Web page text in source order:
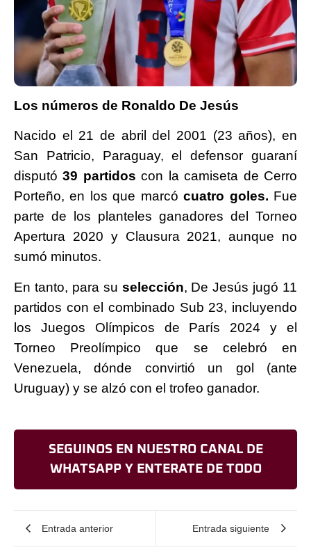
Los números de Ronaldo De Jesús
Nacido el 21 de abril del 2001 (23 años), en
San Patricio, Paraguay, el defensor guaraní
disputó39 partidos con la camiseta de Cerro
Porteño, en los que marcó cuatro goles. Fue
parte de los planteles ganadores del Torneo
Apertura 2020 y Clausura 2021, aunque no
sumó minutos.
En tanto, para su selección, De Jesús jugó 11
partidos con el combinado Sub 23, incluyendo
los Juegos Olímpicos de París 2024 y el
Torneo Preolímpico que se celebró en
Venezuela, dónde convirtió un gol (ante
Uruguay) y se alzó con el trofeo ganador.
SEGUINOS EN NUESTRO CANAL DE
WHATSAPP Y ENTERATE DE TODO
Entrada anterior Entrada siguiente